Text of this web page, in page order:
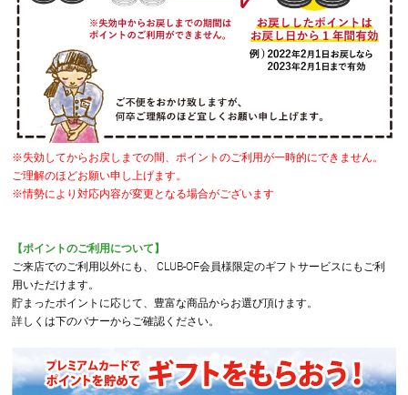
※失効してからお戻しまでの間、ポイントのご利用が一時的にできません。
ご理解のほどお願い申し上げます。
※情勢により対応内容が変更となる場合がございます
【ポイントのご利用について】
ご来店でのご利用以外にも、 CLUB-OF会員様限定のギフトサービスにもご利
用いただけます。
貯まったポイントに応じて、豊富な商品からお選び頂けます。
詳しくは下のバナーからご確認ください。